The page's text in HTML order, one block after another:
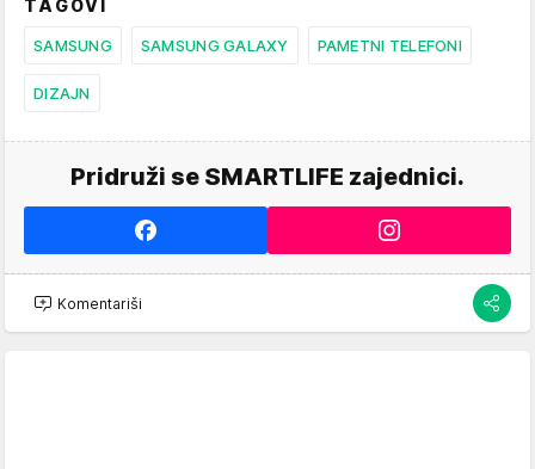
TAGOVI
SAMSUNG SAMSUNG GALAXY PAMETNI TELEFONI
DIZAJN
Pridruži se SMARTLIFE zajednici.
Komentariši